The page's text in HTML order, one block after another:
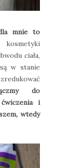
mnie to
kosmetyki
ciała,
w stanie
do
i
wtedy